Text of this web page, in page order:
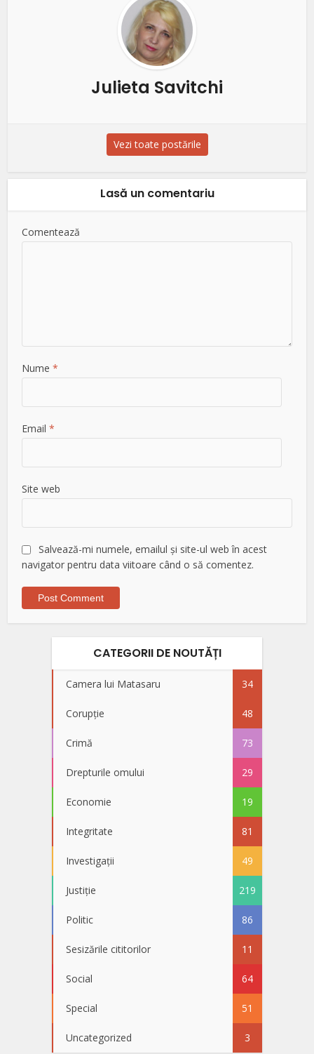
Julieta Savitchi
Vezi toate postările
Lasă un comentariu
Comentează
Nume*
Email*
Site web
Salvează-mi numele, emailul și site-ul web în acest
navigator pentru data viitoare când o să comentez.
CATEGORII DE NOUTĂȚI
Camera lui Matasaru 34
Corupție 48
Crimă 73
Drepturile omului 29
Economie 19
Integritate 81
Investigații 49
Justiție 219
Politic 86
Sesizările cititorilor 11
Social 64
Special 51
Uncategorized 3